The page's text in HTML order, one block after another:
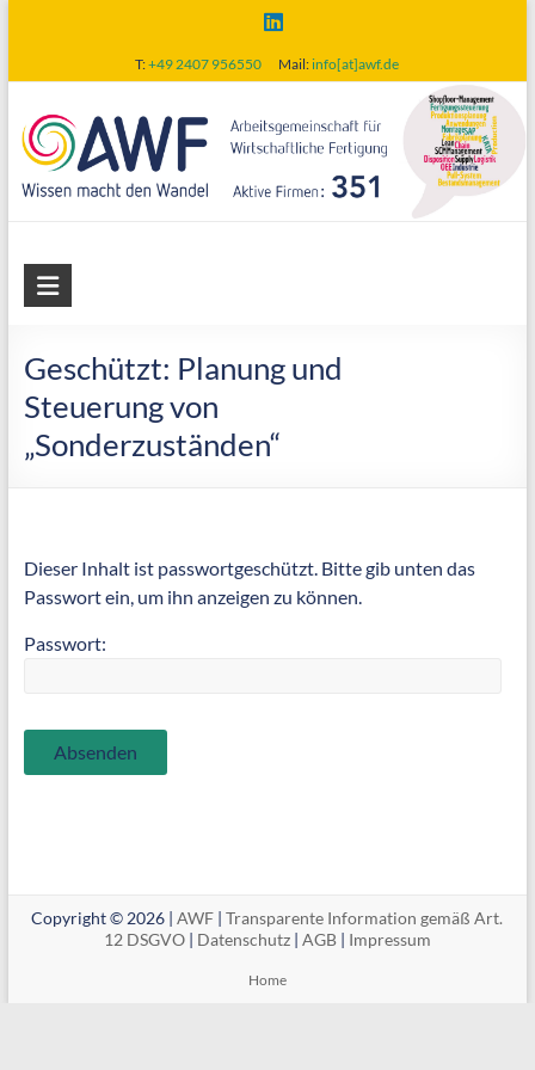
content
T:+49 2407 956550 Mail:info[at]awf.de
AWF
wirtschaftliche
Fertigung
Geschützt: Planung und
Steuerung von
„Sonderzuständen“
Dieser Inhalt ist passwortgeschützt. Bitte gib unten das
Passwort ein, um ihn anzeigen zu können.
Passwort:
Copyright © 2026 |AWF |Transparente Information gemäß Art.
12 DSGVO| Datenschutz| AGB| Impressum
Home